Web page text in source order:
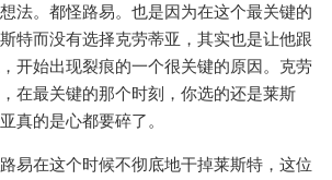
法。都怪路易。也是因为在这个最关键的
特而没有选择克劳蒂亚，其实也是让他跟
开始出现裂痕的一个很关键的原因。克劳
在最关键的那个时刻，你选的还是莱斯
真的是心都要碎了。
易在这个时候不彻底地干掉莱斯特，这位